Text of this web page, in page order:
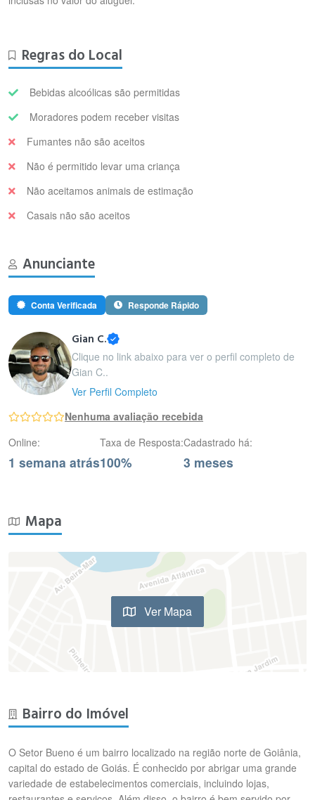
Regras do Local
Bebidas alcoólicas são permitidas
Moradores podem receber visitas
Fumantes não são aceitos
Não é permitido levar uma criança
Não aceitamos animais de estimação
Casais não são aceitos
Anunciante
Conta Verificada Responde Rápido
Gian C.
Clique no link abaixo para ver o perfil completo de
Gian C..
Ver Perfil Completo
Nenhuma avaliação recebida
Online:
1 semana atrás
Taxa de Resposta:
100%
Cadastrado há:
3 meses
Mapa
Ver Mapa
Bairro do Imóvel
O Setor Bueno é um bairro localizado na região norte de Goiânia,
capital do estado de Goiás. É conhecido por abrigar uma grande
variedade de estabelecimentos comerciais, incluindo lojas,